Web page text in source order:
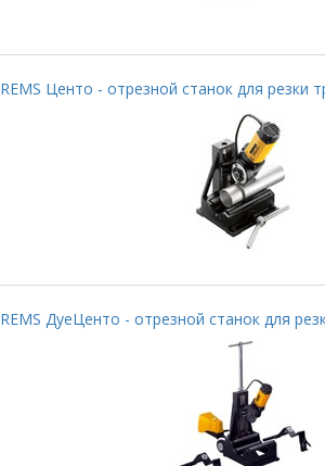
REMS Центо - отрезной станок для резки
REMS ДуеЦенто - отрезной станок для